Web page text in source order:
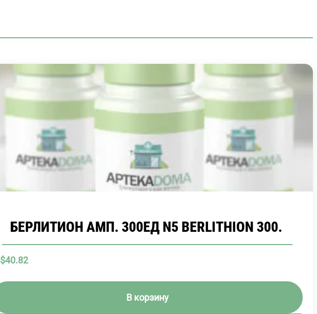
БЕРЛИТИОН АМП. 300ЕД N5 BERLITHION 300.
$40.82
В корзину